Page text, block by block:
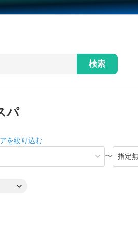
検索
パ
を絞り込む
〜